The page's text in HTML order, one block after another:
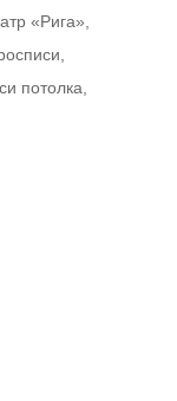
«Рига»
потолка